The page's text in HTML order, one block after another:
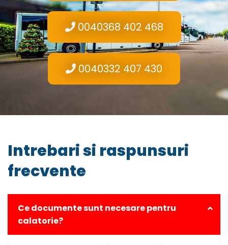
0040368 402 468
0040332 407 430
Intrebari si raspunsuri
frecvente
Ce documente sunt necesare pentru
calatorie?